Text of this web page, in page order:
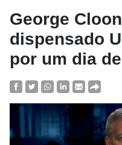
George
dispensado
por um dia